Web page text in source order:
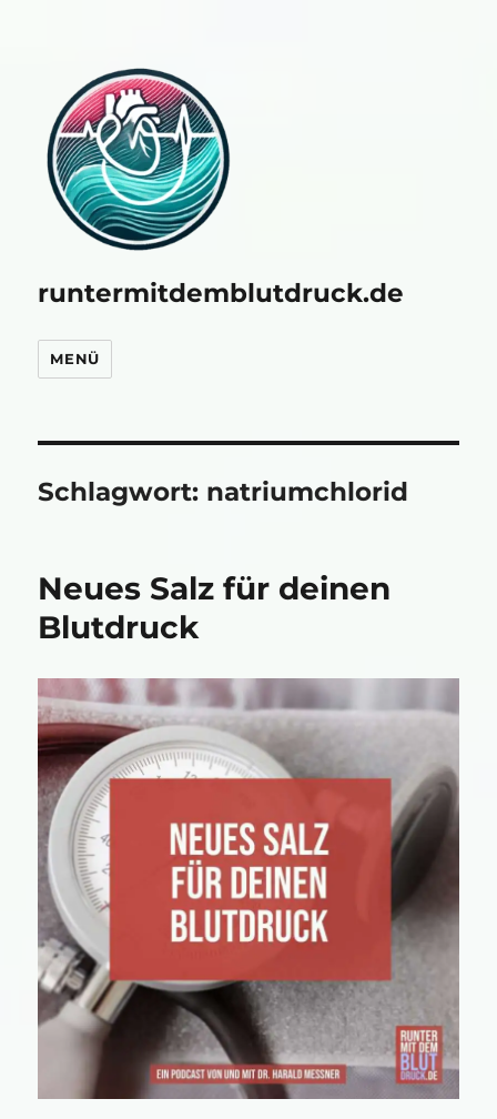
runtermitdemblutdruck.de
MENÜ
Schlagwort: natriumchlorid
Neues Salz für deinen
Blutdruck